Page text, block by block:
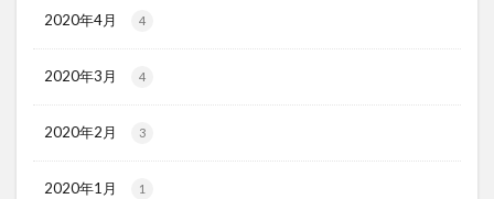
2020年4月 4
2020年3月 4
2020年2月 3
2020年1月 1